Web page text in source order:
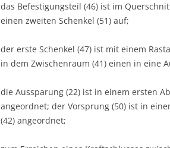
das Befestigungsteil (46) ist im
einen zweiten Schenkel (51) auf;
der erste Schenkel (47) ist mit einem
in dem Zwischenraum (41) einen in eine
die Aussparung (22) ist in einem ersten
angeordnet; der Vorsprung (50) ist in
(42) angeordnet;